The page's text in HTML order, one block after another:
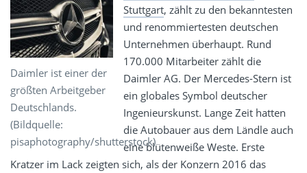
Daimler ist einer der
größten Arbeitgeber
Deutschlands.
(Bildquelle:
pisaphotography/shutterstock)
Stuttgart, zählt zu den bekanntesten
und renommiertesten deutschen
Unternehmen überhaupt. Rund
170.000 Mitarbeiter zählt die
Daimler AG. Der Mercedes-Stern ist
ein globales Symbol deutscher
Ingenieurskunst. Lange Zeit hatten
die Autobauer aus dem Ländle auch
eine blütenweiße Weste. Erste
Kratzer im Lack zeigten sich, als der Konzern 2016 das